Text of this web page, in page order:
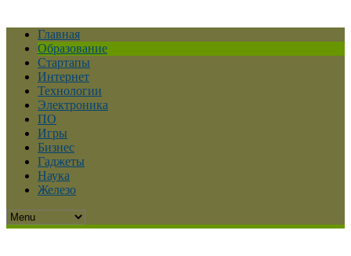
Главная
Образование
Стартапы
Интернет
Технологии
Электроника
ПО
Игры
Бизнес
Гаджеты
Наука
Железо